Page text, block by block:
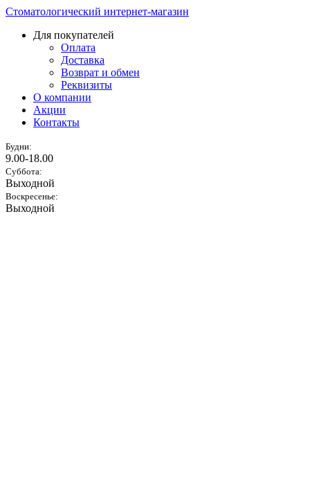
Стоматологический интернет-магазин
Для покупателей
Оплата
Доставка
Возврат и обмен
Реквизиты
О компании
Акции
Контакты
Будни:
9.00-18.00
Суббота:
Выходной
Воскресенье:
Выходной